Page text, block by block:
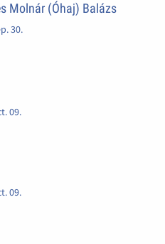
Molnár (Óhaj) Balázs
30.
09.
09.